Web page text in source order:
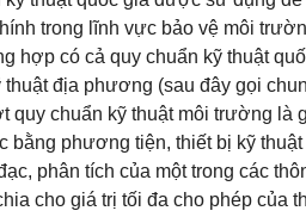
trong lĩnh vực bảo vệ môi
hợp có cả quy chuẩn kỹ thuật
thuật địa phương (sau đây gọi
quy chuẩn kỹ thuật môi trường là
bằng phương tiện, thiết bị kỹ
phân tích của một trong các
cho giá trị tối đa cho phép của